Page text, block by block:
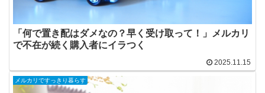
「何で置き配はダメなの？早く受け取って！」メルカリ
で不在が続く購入者にイラつく
2025.11.15
メルカリですっきり暮らす